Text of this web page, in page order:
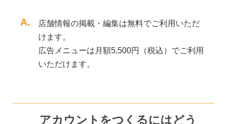
A.
店舗情報の掲載・編集は無料でご利用いただ
けます。
広告メニューは月額5,500円（税込）でご利用
いただけます。
アカウントをつくるにはどう